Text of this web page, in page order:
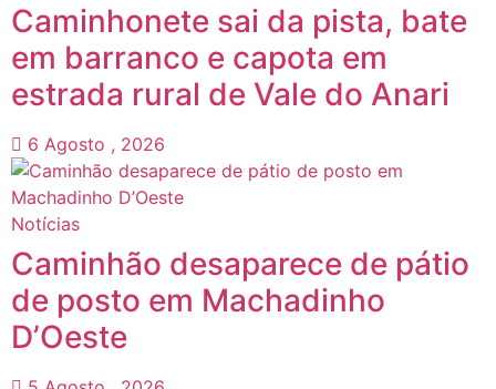
Caminhonete sai da pista, bate
em barranco e capota em
estrada rural de Vale do Anari
6 Agosto , 2026
Notícias
Caminhão desaparece de pátio
de posto em Machadinho
D’Oeste